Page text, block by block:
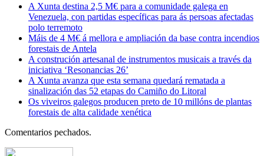
A Xunta destina 2,5 M€ para a comunidade galega en
Venezuela, con partidas específicas para ás persoas afectadas
polo terremoto
Máis de 4 M€ á mellora e ampliación da base contra incendios
forestais de Antela
A construción artesanal de instrumentos musicais a través da
iniciativa ‘Resonancias 26’
A Xunta avanza que esta semana quedará rematada a
sinalización das 52 etapas do Camiño do Litoral
Os viveiros galegos producen preto de 10 millóns de plantas
forestais de alta calidade xenética
Comentarios pechados.